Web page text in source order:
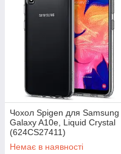
Чохол Spigen для Samsung
Galaxy A10e, Liquid Crystal
(624CS27411)
Немає в наявності